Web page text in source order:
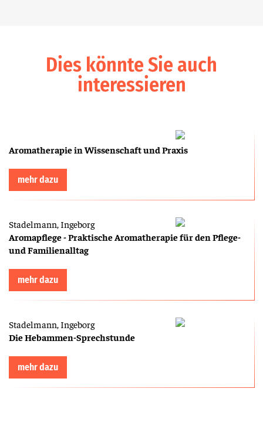
Dies könnte Sie auch
interessieren
Aromatherapie in Wissenschaft und Praxis
mehr dazu
Stadelmann, Ingeborg
Aromapflege - Praktische Aromatherapie für den Pflege-
und Familienalltag
mehr dazu
Stadelmann, Ingeborg
Die Hebammen-Sprechstunde
mehr dazu